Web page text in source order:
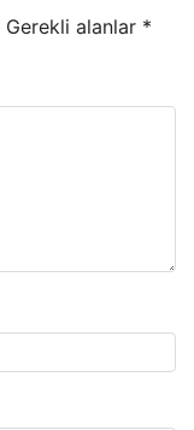
Gerekli alanlar *